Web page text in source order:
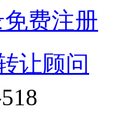
免费注册
让顾问